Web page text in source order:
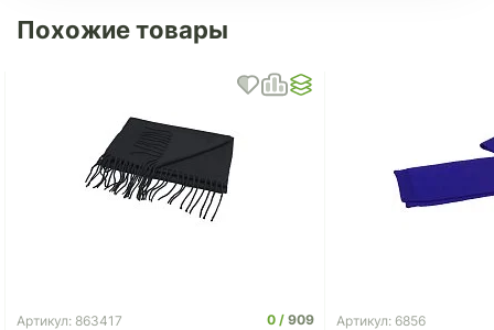
Похожие товары
Артикул: 863417 0
909
Артикул: 6856